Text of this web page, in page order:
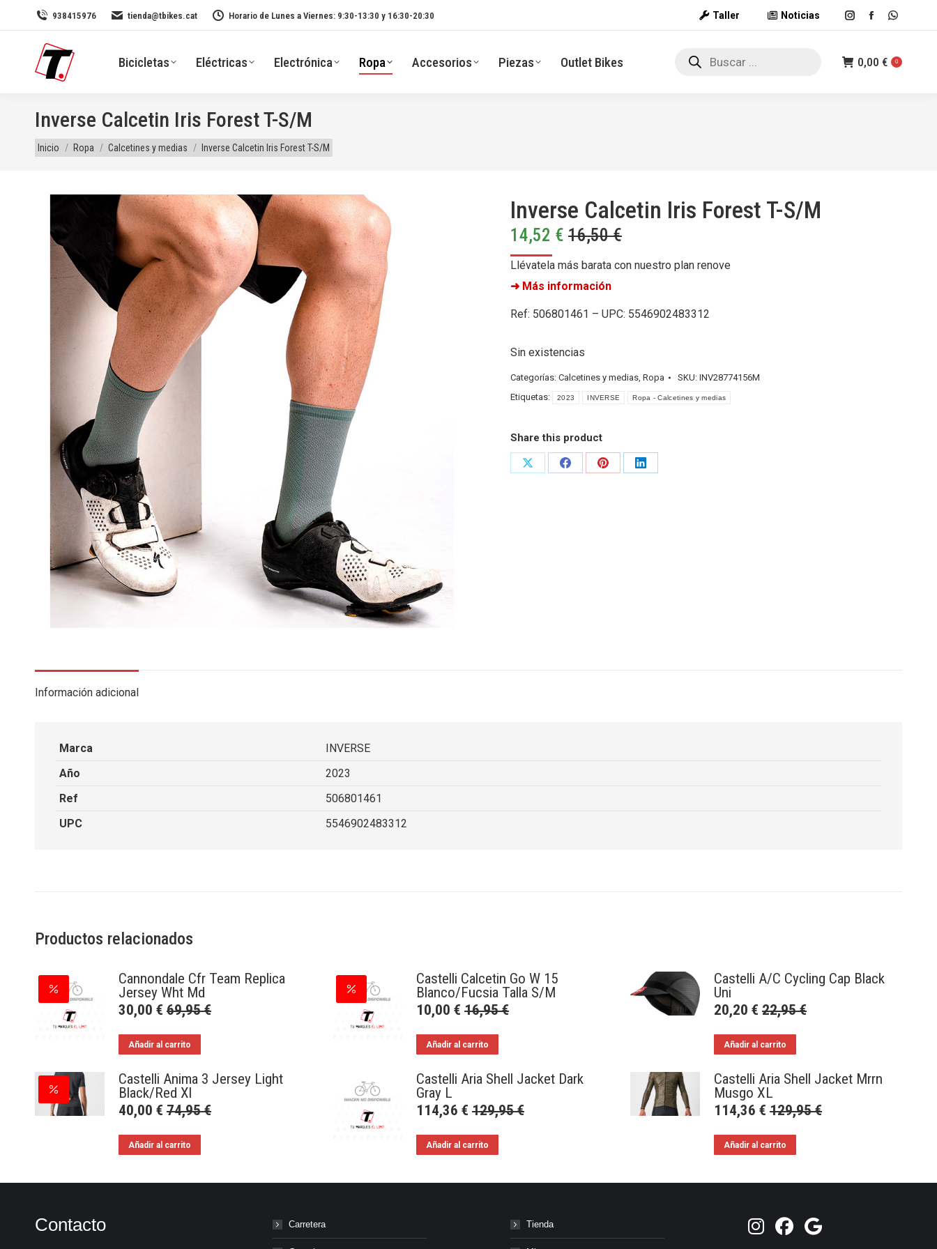
938415976 tienda@tbikes.cat Horario de Lunes a Viernes: 9:30-13:30 y 16:30-20:30 Taller Noticias
Instagram
opens
Facebook
opensopens
Bicicletas Eléctricas Electrónica Ropa Accesorios Piezas Outlet Bikes
Búsqueda
0,00 € 0
Inverse Calcetin Iris Forest T-S/M
Estás aquí:
Inicio Ropa Calcetines y medias Inverse Calcetin Iris Forest T-S/M
Inverse Calcetin Iris Forest T-S/M
14,52 € 16,50€
Llévatela más barata con nuestro plan renove
➜ Más información
Ref: 506801461 – UPC: 5546902483312
Sin existencias
Categorías: Calcetines y medias, Ropa SKU: INV28774156M
Etiquetas:
2023 INVERSE Ropa - Calcetines y medias
Share this product
Share
Share
Share
Share
Información adicional
Marca
INVERSE
Año
2023
Ref
506801461
UPC
5546902483312
Productos relacionados
Cannondale Cfr Team Replica
Jersey Wht Md
30,00 € 69,95€
Añadir al carrito
Castelli Calcetin Go W 15
Blanco/Fucsia Talla S/M
10,00€ 16,95€
Añadir al carrito
Castelli A/C Cycling Cap Black
Uni
20,20€ 22,95€
Añadir al carrito
Castelli Anima 3 Jersey Light
Black/Red Xl
40,00 € 74,95€
Añadir al carrito
Castelli Aria Shell Jacket Dark
Gray L
114,36€ 129,95€
Añadir al carrito
Castelli Aria Shell Jacket Mrrn
Musgo XL
114,36€ 129,95€
Añadir al carrito
Contacto Carretera Tienda